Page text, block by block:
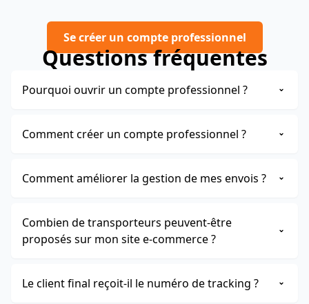
Se créer un compte professionnel
Questions fréquentes
Pourquoi ouvrir un compte professionnel ?
Comment créer un compte professionnel ?
Comment améliorer la gestion de mes envois ?
Combien de transporteurs peuvent-être
proposés sur mon site e-commerce ?
Le client final reçoit-il le numéro de tracking ?